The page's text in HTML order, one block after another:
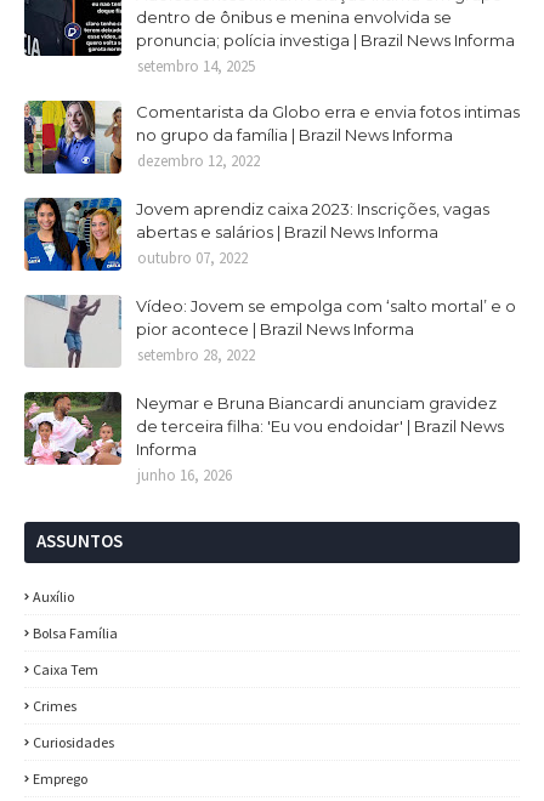
dentro de ônibus e menina envolvida se
pronuncia; polícia investiga | Brazil News Informa
setembro 14, 2025
Comentarista da Globo erra e envia fotos intimas
no grupo da família | Brazil News Informa
dezembro 12, 2022
Jovem aprendiz caixa 2023: Inscrições, vagas
abertas e salários | Brazil News Informa
outubro 07, 2022
Vídeo: Jovem se empolga com ‘salto mortal’ e o
pior acontece | Brazil News Informa
setembro 28, 2022
Neymar e Bruna Biancardi anunciam gravidez
de terceira filha: 'Eu vou endoidar' | Brazil News
Informa
junho 16, 2026
ASSUNTOS
Auxílio
Bolsa Família
Caixa Tem
Crimes
Curiosidades
Emprego